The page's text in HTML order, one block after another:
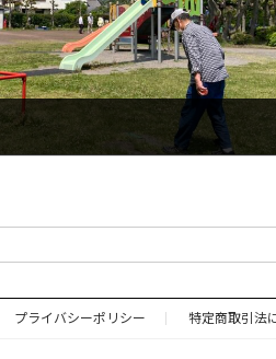
プライバシーポリシー 特定商取引法